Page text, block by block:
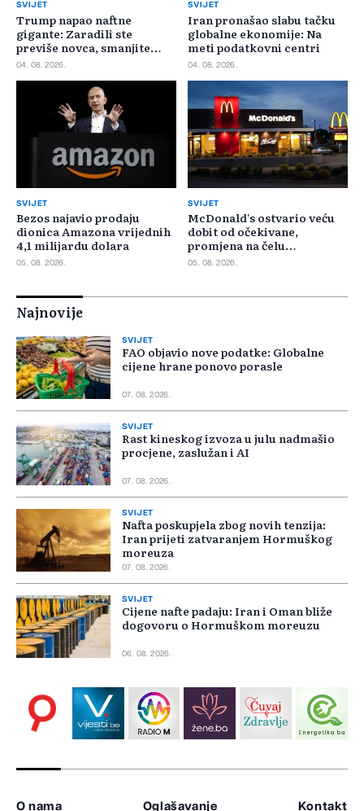
SVIJET
Trump napao naftne
gigante: Zaradili ste
previše novca, smanjite
cijene
04. 08. 2026.
SVIJET
Iran pronašao slabu tačku
globalne ekonomije: Na
meti podatkovni centri
04. 08. 2026.
SVIJET
Bezos najavio prodaju
dionica Amazona vrijednih
4,1 milijardu dolara
05. 08. 2026.
SVIJET
McDonald's ostvario veću
dobit od očekivane,
promjena na čelu
poslovanja u SAD-u
05. 08. 2026.
Najnovije
SVIJET
FAO objavio nove podatke: Globalne
cijene hrane ponovo porasle
07. 08. 2026.
SVIJET
Rast kineskog izvoza u julu nadmašio
procjene, zaslužan i AI
07. 08. 2026.
SVIJET
Nafta poskupjela zbog novih tenzija:
Iran prijeti zatvaranjem Hormuškog
moreuza
07. 08. 2026.
SVIJET
Cijene nafte padaju: Iran i Oman bliže
dogovoru o Hormuškom moreuzu
06. 08. 2026.
O nama Oglašavanje Kontakt